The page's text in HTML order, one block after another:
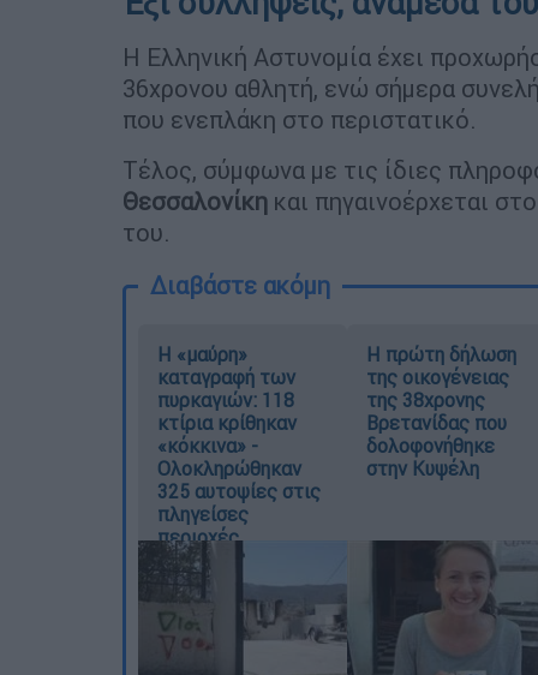
Η Ελληνική Αστυνομία έχει
36χρονου αθλητή, ενώ σήμερα
που ενεπλάκη στο περιστατικό.
Τέλος, σύμφωνα με τις ίδιες
Θεσσαλονίκη και πηγαινοέρχεται στο
του.
Διαβάστε ακόμη
Η «μαύρη»
καταγραφή των
πυρκαγιών: 118
κτίρια κρίθηκαν
«κόκκινα» -
Ολοκληρώθηκαν
325 αυτοψίες στις
πληγείσες
περιοχές
Η πρώτη δήλωση
της οικογένειας
της 38χρονης
Βρετανίδας που
δολοφονήθηκε
στην Κυψέλη